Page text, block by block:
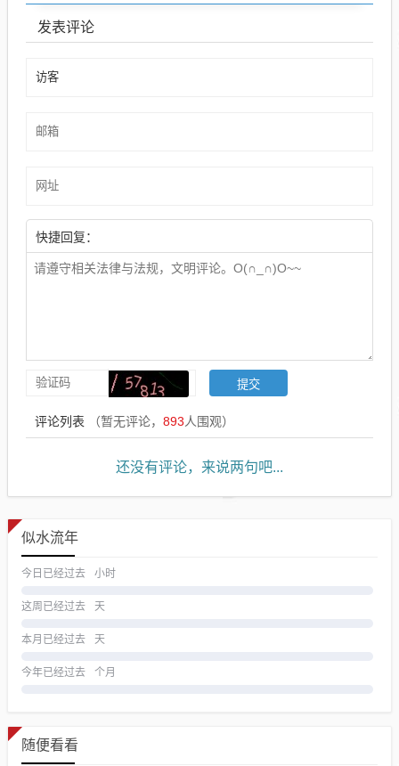
发表评论
快捷回复：
评论列表 （暂无评论， 893人围观）
还没有评论，来说两句吧...
似水流年
今日已经过去 小时
这周已经过去 天
本月已经过去 天
今年已经过去 个月
随便看看